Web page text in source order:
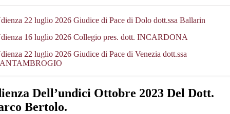
22 luglio 2026 Giudice di Pace di Dolo dott.ssa Ballarin
16 luglio 2026 Collegio pres. dott. INCARDONA
22 luglio 2026 Giudice di Pace di Venezia dott.ssa
Dell’undici Ottobre 2023 Del Dott.
Bertolo.